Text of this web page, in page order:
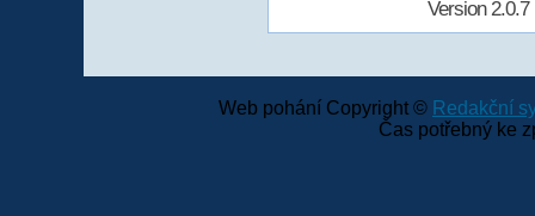
Version
Web pohání Copyright © Redakční
Čas potřebný ke